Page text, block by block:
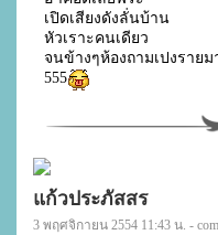
เปิดเสียงดังลั่นบ้าน
หัวเราะคนเดียว
จนข้างๆห้องถามเปงราย
555
แก้วประภัสสร
3 พฤศจิกายน 2554 11:43 น. -